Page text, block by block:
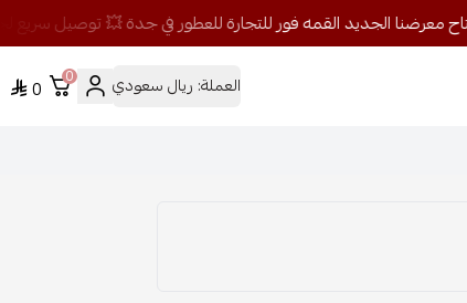
العملة: ريال سعودي 0
0